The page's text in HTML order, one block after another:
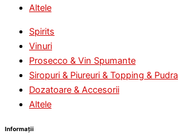
Altele
Spirits
Vinuri
Prosecco & Vin Spumante
Siropuri & Piureuri & Topping & Pudra
Dozatoare & Accesorii
Altele
Informații